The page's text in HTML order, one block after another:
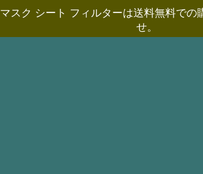
マスク シート フィルターは送料無料で
せ。